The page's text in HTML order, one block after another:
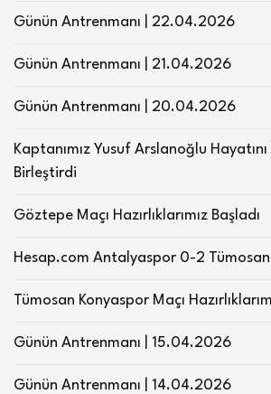
Günün Antrenmanı | 22.04.2026
Günün Antrenmanı | 21.04.2026
Günün Antrenmanı | 20.04.2026
Kaptanımız Yusuf Arslanoğlu
Birleştirdi
Göztepe Maçı Hazırlıklarımız Başladı
Hesap.com Antalyaspor 0-2
Tümosan Konyaspor Maçı
Günün Antrenmanı | 15.04.2026
Günün Antrenmanı | 14.04.2026